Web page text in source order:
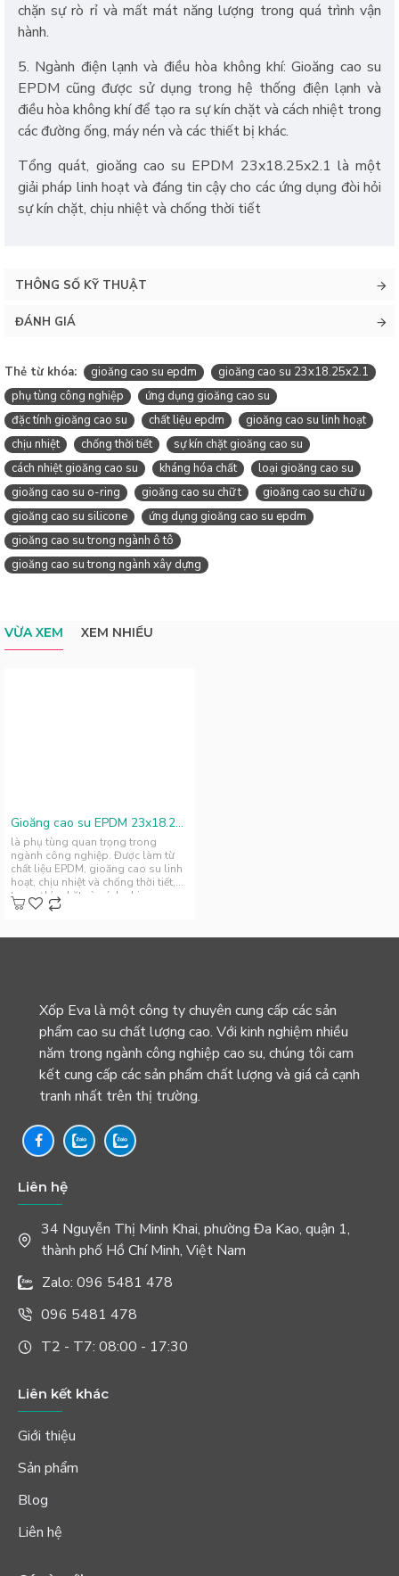
chặn sự rò rỉ và mất mát năng lượng trong quá trình vận
hành.
5. Ngành điện lạnh và điều hòa không khí: Gioăng cao su
EPDM cũng được sử dụng trong hệ thống điện lạnh và
điều hòa không khí để tạo ra sự kín chặt và cách nhiệt trong
các đường ống, máy nén và các thiết bị khác.
Tổng quát, gioăng cao su EPDM 23x18.25x2.1 là một
giải pháp linh hoạt và đáng tin cậy cho các ứng dụng đòi hỏi
sự kín chặt, chịu nhiệt và chống thời tiết
THÔNG SỐ KỸ THUẬT
ĐÁNH GIÁ
Thẻ từ khóa: gioăng cao su epdm
gioăng cao su 23x18.25x2.1
phụ tùng công nghiệp
ứng dụng gioăng cao su
đặc tính gioăng cao su
chất liệu epdm
gioăng cao su linh hoạt
chịu nhiệt
chống thời tiết
sự kín chặt gioăng cao su
cách nhiệt gioăng cao su
kháng hóa chất
loại gioăng cao su
gioăng cao su o-ring
gioăng cao su chữ t
gioăng cao su chữ u
gioăng cao su silicone
ứng dụng gioăng cao su epdm
gioăng cao su trong ngành ô tô
gioăng cao su trong ngành xây dựng
VỪA XEM XEM NHIỀU
Gioăng cao su EPDM 23x18.25x2.1
là phụ tùng quan trọng trong
ngành công nghiệp. Được làm từ
chất liệu EPDM, gioăng cao su linh
hoạt, chịu nhiệt và chống thời tiết,
tạo sự kín chặt và cách nhi..
Xốp Eva là một công ty chuyên cung cấp các sản
phẩm cao su chất lượng cao. Với kinh nghiệm nhiều
năm trong ngành công nghiệp cao su, chúng tôi cam
kết cung cấp các sản phẩm chất lượng và giá cả cạnh
tranh nhất trên thị trường.
Liên hệ
34 Nguyễn Thị Minh Khai, phường Đa Kao, quận 1,
thành phố Hồ Chí Minh, Việt Nam
Zalo: 096 5481 478
096 5481 478
T2 - T7: 08:00 - 17:30
Liên kết khác
Giới thiệu
Sản phẩm
Blog
Liên hệ